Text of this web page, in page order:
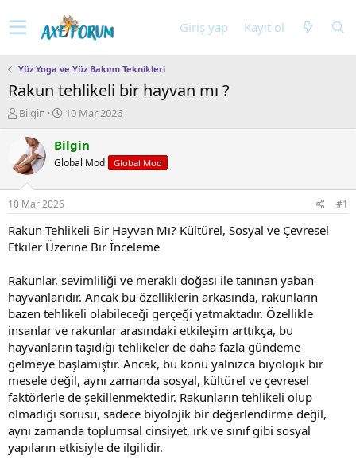
Giriş yap Kayıt ol
Yüz Yoga ve Yüz Bakımı Teknikleri
Rakun tehlikeli bir hayvan mı ?
K
u
y
b
a
ş
l
a
a
n
Bilgin
B
ş
a
ç
a
i
h
i
10 Mar 2026
Bilgin
Global Mod Global Mod
10 Mar 2026 #1
Rakun Tehlikeli Bir Hayvan Mı? Kültürel, Sosyal ve Çevresel
Etkiler Üzerine Bir İnceleme
Rakunlar, sevimliliği ve meraklı doğası ile tanınan yaban
hayvanlarıdır. Ancak bu özelliklerin arkasında, rakunların
bazen tehlikeli olabileceği gerçeği yatmaktadır. Özellikle
insanlar ve rakunlar arasındaki etkileşim arttıkça, bu
hayvanların taşıdığı tehlikeler de daha fazla gündeme
gelmeye başlamıştır. Ancak, bu konu yalnızca biyolojik bir
mesele değil, aynı zamanda sosyal, kültürel ve çevresel
faktörlerle de şekillenmektedir. Rakunların tehlikeli olup
olmadığı sorusu, sadece biyolojik bir değerlendirme değil,
aynı zamanda toplumsal cinsiyet, ırk ve sınıf gibi sosyal
yapıların etkisiyle de ilgilidir.